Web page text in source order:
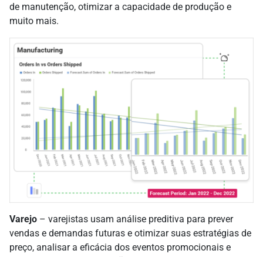
de manutenção, otimizar a capacidade de produção e
muito mais.
Varejo – varejistas usam análise preditiva para prever
vendas e demandas futuras e otimizar suas estratégias de
preço, analisar a eficácia dos eventos promocionais e